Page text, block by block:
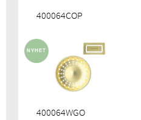
400064COP
400064WGO